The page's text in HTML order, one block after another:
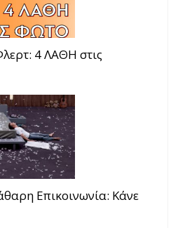
4 ΛΑΘΗ στις
Επικοινωνία: Κάνε